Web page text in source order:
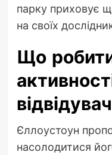
парку приховує
на своїх
Що
Єллоустоун
насолодитися